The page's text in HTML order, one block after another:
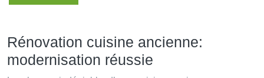
Rénovation cuisine ancienne:
modernisation réussie